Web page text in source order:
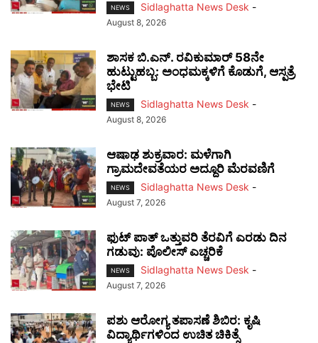
NEWS Sidlaghatta News Desk -
August 8, 2026
ಶಾಸಕ ಬಿ.ಎನ್. ರವಿಕುಮಾರ್ 58ನೇ
ಹುಟ್ಟುಹಬ್ಬ: ಅಂಧಮಕ್ಕಳಿಗೆ ಕೊಡುಗೆ, ಆಸ್ಪತ್ರೆ
ಭೇಟಿ
NEWS Sidlaghatta News Desk -
August 8, 2026
ಆಷಾಢ ಶುಕ್ರವಾರ: ಮಳೆಗಾಗಿ
ಗ್ರಾಮದೇವತೆಯರ ಅದ್ದೂರಿ ಮೆರವಣಿಗೆ
NEWS Sidlaghatta News Desk -
August 7, 2026
ಫುಟ್‌ ಪಾತ್ ಒತ್ತುವರಿ ತೆರವಿಗೆ ಎರಡು ದಿನ
ಗಡುವು: ಪೊಲೀಸ್ ಎಚ್ಚರಿಕೆ
NEWS Sidlaghatta News Desk -
August 7, 2026
ಪಶು ಆರೋಗ್ಯ ತಪಾಸಣೆ ಶಿಬಿರ: ಕೃಷಿ
ವಿದ್ಯಾರ್ಥಿಗಳಿಂದ ಉಚಿತ ಚಿಕಿತ್ಸೆ